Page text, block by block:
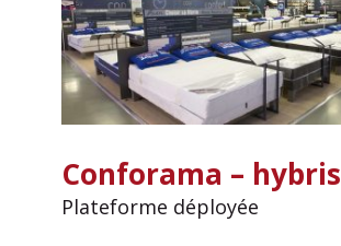
Conforama – hybris
Plateforme déployée